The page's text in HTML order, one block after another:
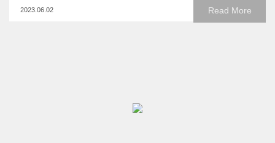
Read More
2023.06.02